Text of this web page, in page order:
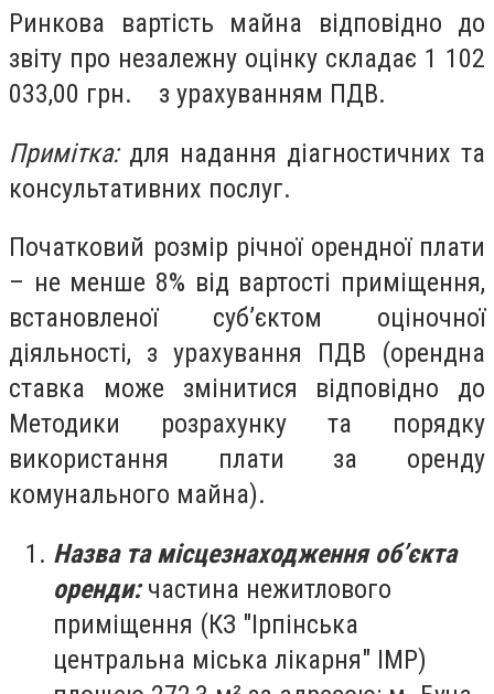
Ринкова вартість майна відповідно до
звіту про незалежну оцінку складає 1 102
033,00 грн. з урахуванням ПДВ.
Примітка:для надання діагностичних та
консультативних послуг.
Початковий розмір річної орендної плати
– не менше 8% від вартості приміщення,
встановленої суб’єктом оціночної
діяльності, з урахування ПДВ (орендна
ставка може змінитися відповідно до
Методики розрахунку та порядку
використання плати за оренду
комунального майна).
Назва та місцезнаходження об’єкта
оренди:частина нежитлового
приміщення (КЗ "Ірпінська
центральна міська лікарня" ІМР)